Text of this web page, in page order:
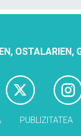
PUBLIZITATEA